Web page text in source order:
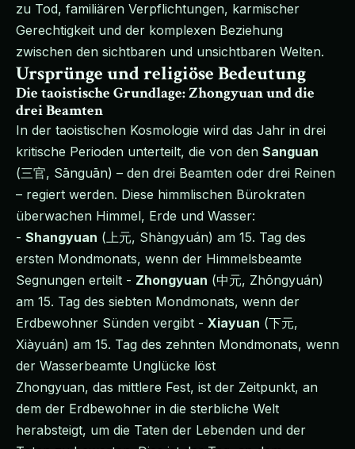
zu Tod, familiären Verpflichtungen, karmischer
Gerechtigkeit und der komplexen Beziehung
zwischen den sichtbaren und unsichtbaren Welten.
Ursprünge und religiöse Bedeutung
Die taoistische Grundlage: Zhongyuan und die
drei Beamten
In der taoistischen Kosmologie wird das Jahr in drei
kritische Perioden unterteilt, die von den Sanguan
(三官, Sānguān) – den drei Beamten oder drei Reinen
– regiert werden. Diese himmlischen Bürokraten
überwachen Himmel, Erde und Wasser:
- Shangyuan (上元, Shàngyuán) am 15. Tag des
ersten Mondmonats, wenn der Himmelsbeamte
Segnungen erteilt - Zhongyuan (中元, Zhōngyuán)
am 15. Tag des siebten Mondmonats, wenn der
Erdbewohner Sünden vergibt - Xiayuan (下元,
Xiàyuán) am 15. Tag des zehnten Mondmonats, wenn
der Wasserbeamte Unglücke löst
Zhongyuan, das mittlere Fest, ist der Zeitpunkt, an
dem der Erdbewohner in die sterbliche Welt
herabsteigt, um die Taten der Lebenden und der